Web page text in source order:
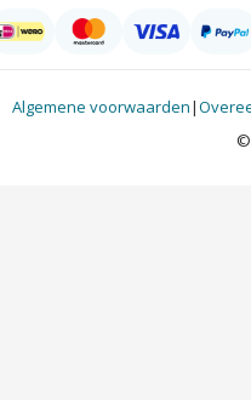
Algemene voorwaarden|
©